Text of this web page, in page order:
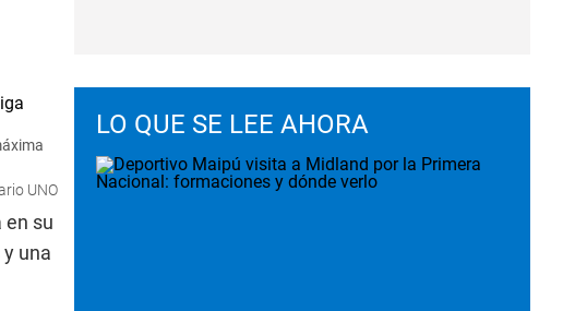
UNO
en su
una
LO QUE SE LEE AHORA